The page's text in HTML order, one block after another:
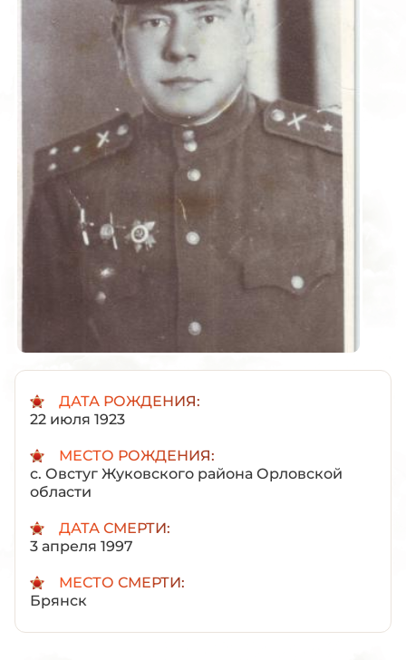
ДАТА РОЖДЕНИЯ:
22 июля 1923
МЕСТО РОЖДЕНИЯ:
с. Овстуг Жуковского района Орловской
области
ДАТА СМЕРТИ:
3 апреля 1997
МЕСТО СМЕРТИ:
Брянск